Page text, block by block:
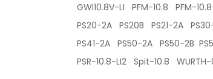
GWI10.8V-LI PFM-10.8 PFM-
PS20-2A PS20B PS21-2A
PS41-2A PS50-2A PS50-2B
PSR-10.8-LI2 Spit-10.8